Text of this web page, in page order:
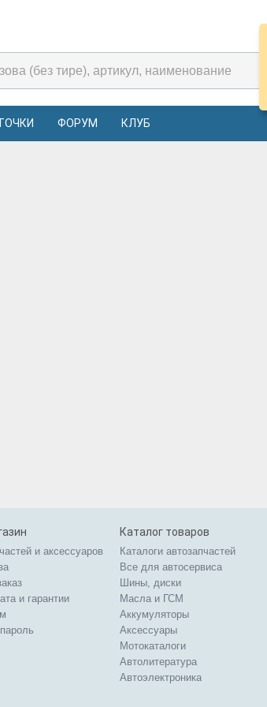
ФОРУМ КЛУБ
и аксессуаров
и гарантии
Каталог товаров
Каталоги автозапчастей
Все для автосервиса
Шины, диски
Масла и ГСМ
Аккумуляторы
Аксессуары
Мотокаталоги
Автолитература
Автоэлектроника